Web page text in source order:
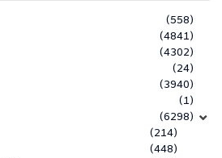
(558)
(4841)
(4302)
(24)
(3940)
(1)
(6298)
(214)
(448)